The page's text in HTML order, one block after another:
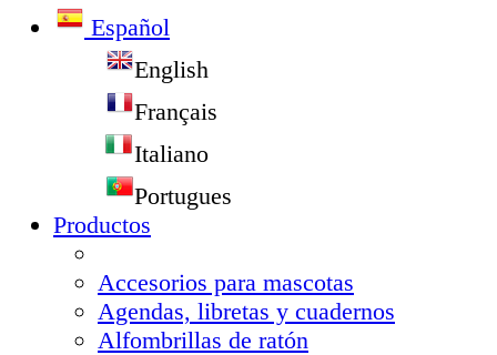
Español
English
Français
Italiano
Portugues
Productos
Accesorios para mascotas
Agendas, libretas y cuadernos
Alfombrillas de ratón